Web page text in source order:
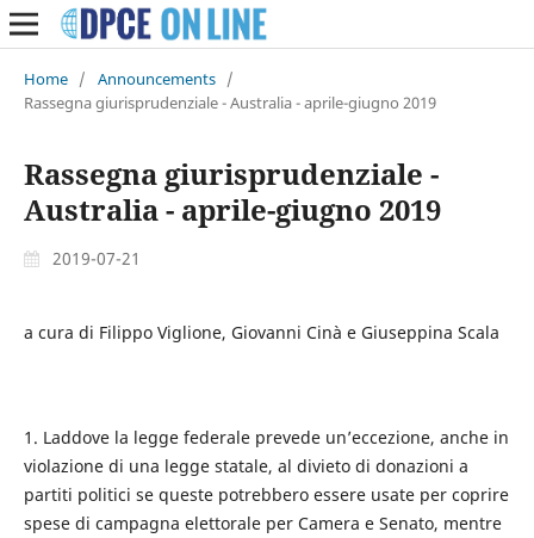
Home / Announcements /
Rassegna giurisprudenziale - Australia - aprile-giugno 2019
Rassegna giurisprudenziale -
Australia - aprile-giugno 2019
2019-07-21
a cura di Filippo Viglione, Giovanni Cinà e Giuseppina Scala
1. Laddove la legge federale prevede un’eccezione, anche in
violazione di una legge statale, al divieto di donazioni a
partiti politici se queste potrebbero essere usate per coprire
spese di campagna elettorale per Camera e Senato, mentre